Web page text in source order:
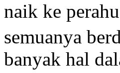
naik ke perahu
semuanya
banyak hal